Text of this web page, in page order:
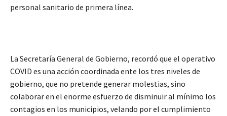
personal sanitario de primera línea.
La Secretaría General de Gobierno, recordó que el operativo
COVID es una acción coordinada ente los tres niveles de
gobierno, que no pretende generar molestias, sino
colaborar en el enorme esfuerzo de disminuir al mínimo los
contagios en los municipios, velando por el cumplimiento